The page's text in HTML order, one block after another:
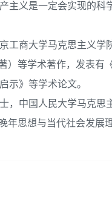
主义是一定会实现的科
工商大学马克思主义
）等学术著作，发表
示》等学术论文。
，中国人民大学马克
思想与当代社会发展